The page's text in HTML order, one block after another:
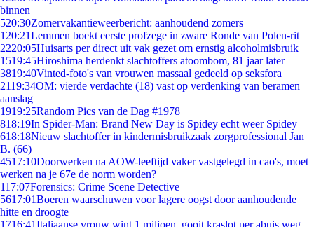
binnen
520:30Zomervakantieweerbericht: aanhoudend zomers
1 20:21Lemmen boekt eerste profzege in zware Ronde van Polen-rit
2220:05Huisarts per direct uit vak gezet om ernstig alcoholmisbruik
1519:45Hiroshima herdenkt slachtoffers atoombom, 81 jaar later
3819:40Vinted-foto's van vrouwen massaal gedeeld op seksfora
2119:34OM: vierde verdachte (18) vast op verdenking van beramen
aanslag
1919:25Random Pics van de Dag #1978
818:19In Spider-Man: Brand New Day is Spidey echt weer Spidey
618:18Nieuw slachtoffer in kindermisbruikzaak zorgprofessional Jan
B. (66)
4517:10Doorwerken na AOW-leeftijd vaker vastgelegd in cao's, moet
werken na je 67e de norm worden?
117:07Forensics: Crime Scene Detective
5617:01Boeren waarschuwen voor lagere oogst door aanhoudende
hitte en droogte
1716:41Italiaanse vrouw wint 1 miljoen, gooit kraslot per abuis weg